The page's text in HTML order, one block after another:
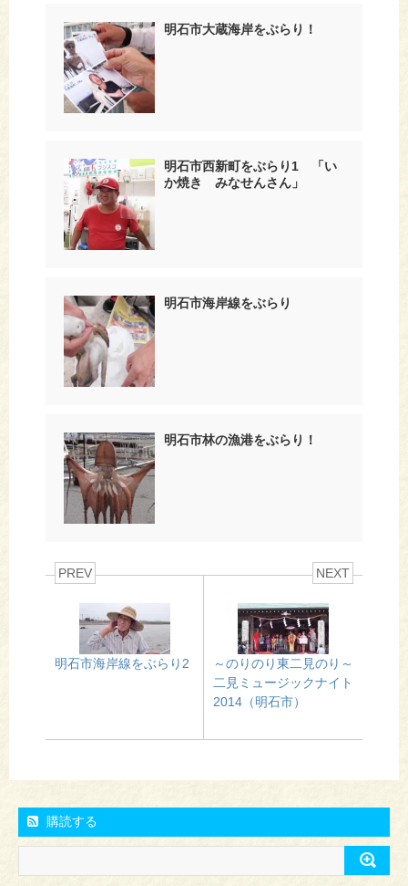
明石市大蔵海岸をぶらり！
明石市西新町をぶらり1 「い
か焼き みなせんさん」
明石市海岸線をぶらり
明石市林の漁港をぶらり！
PREV
明石市海岸線をぶらり2
NEXT
～のりのり東二見のり～
二見ミュージックナイト
2014（明石市）
購読する